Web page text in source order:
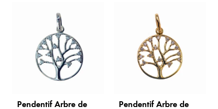
Pendentif Arbre de Pendentif Arbre de